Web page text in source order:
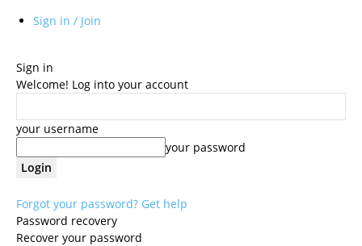
Sign in / Join
Sign in
Welcome! Log into your account
your username
your password
Forgot your password? Get help
Password recovery
Recover your password